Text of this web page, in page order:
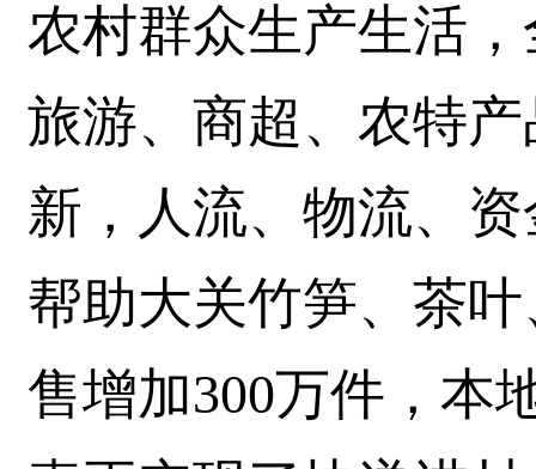
农村群众生产生活
旅游、商超、农特
新，人流、物流、
帮助大关竹笋、茶
售增加300万件，本